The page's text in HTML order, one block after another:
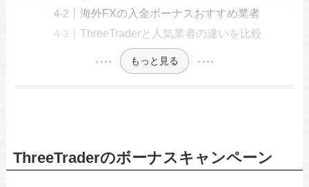
海外FXの入金ボーナスおすすめ業者
ThreeTraderと人気業者の違いを比較
もっと見る
ThreeTraderのボーナスキャンペーン